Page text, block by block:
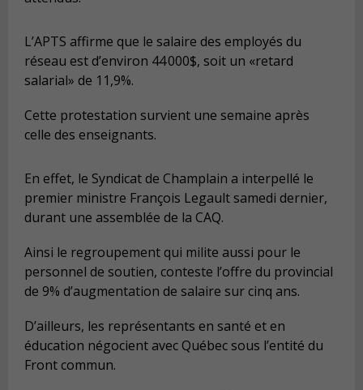
L’APTS affirme que le salaire des employés du
réseau est d’environ 44 000$, soit un «retard
salarial» de 11,9%.
Cette protestation survient une semaine après
celle des enseignants.
En effet, le Syndicat de Champlain a interpellé le
premier ministre François Legault samedi dernier,
durant une assemblée de la CAQ.
Ainsi le regroupement qui milite aussi pour le
personnel de soutien, conteste l’offre du provincial
de 9% d’augmentation de salaire sur cinq ans.
D’ailleurs, les représentants en santé et en
éducation négocient avec Québec sous l’entité du
Front commun.